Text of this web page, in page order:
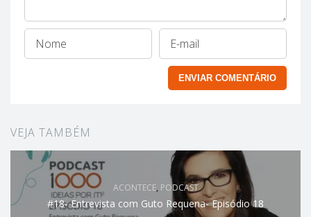
VEJA TAMBÉM
ACONTECE, PODCAST
#18- Entrevista com Guto Requena- Episódio 18